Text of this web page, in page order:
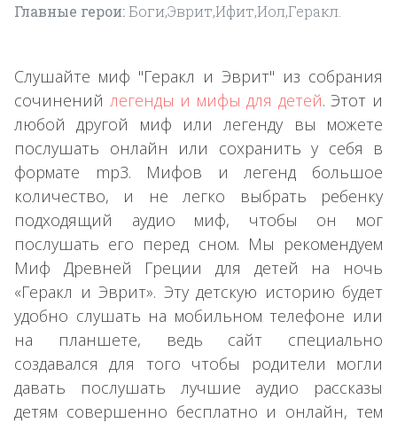
Главные герои: Боги,Эврит,Ифит,Иол,Геракл.
Слушайте миф "Геракл и Эврит" из собрания
сочинений легенды и мифы для детей. Этот и
любой другой миф или легенду вы можете
послушать онлайн или сохранить у себя в
формате mp3. Мифов и легенд большое
количество, и не легко выбрать ребенку
подходящий аудио миф, чтобы он мог
послушать его перед сном. Мы рекомендуем
Миф Древней Греции для детей на ночь
«Геракл и Эврит». Эту детскую историю будет
удобно слушать на мобильном телефоне или
на планшете, ведь сайт специально
создавался для того чтобы родители могли
давать послушать лучшие аудио рассказы
детям совершенно бесплатно и онлайн, тем